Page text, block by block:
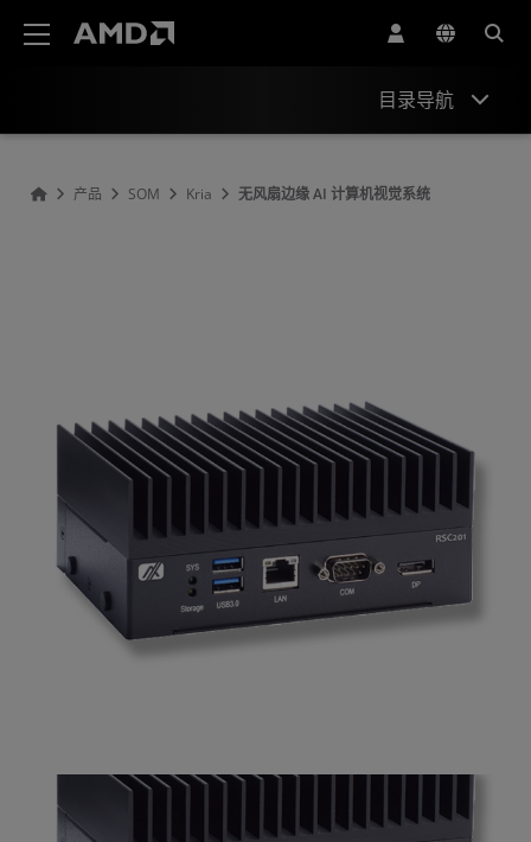
目录导航
产品 SOM Kria 无风扇边缘 AI 计算机视觉系统